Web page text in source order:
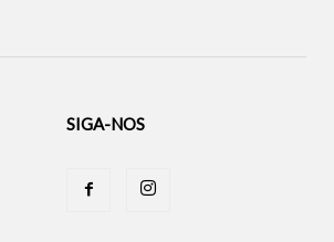
SIGA-NOS